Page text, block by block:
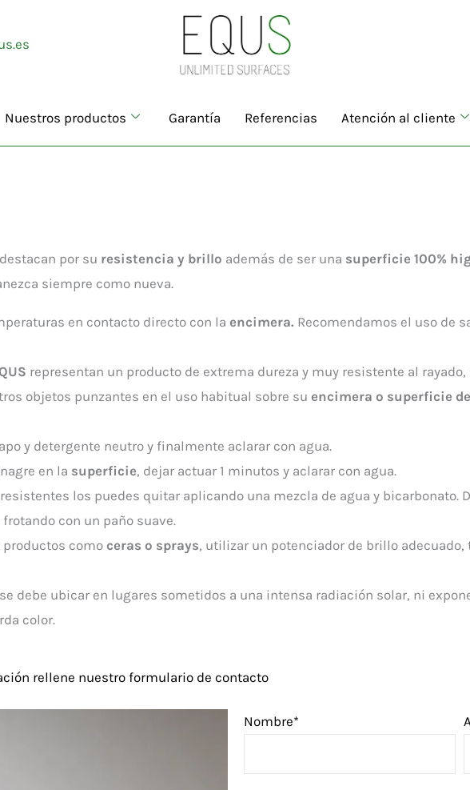
Nuestros productos Garantía Referencias Atención al cliente
destacan por su resistencia y brillo además de ser una superficie 100%
siempre como nueva.
en contacto directo con la encimera. Recomendamos el uso de
representan un producto de extrema dureza y muy resistente al
objetos punzantes en el uso habitual sobre su encimera o superficie
y detergente neutro y finalmente aclarar con agua.
en la superficie, dejar actuar 1 minutos y aclarar con agua.
los puedes quitar aplicando una mezcla de agua y bicarbonato.
con un paño suave.
como ceras o sprays, utilizar un potenciador de brillo
debe ubicar en lugares sometidos a una intensa radiación solar, ni
color.
rellene nuestro formulario de contacto
Nombre*